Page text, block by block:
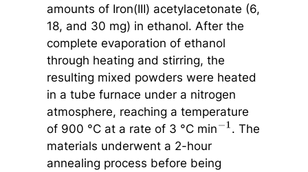
amounts of Iron(III) acetylacetonate (6,
18, and 30 mg) in ethanol. After the
complete evaporation of ethanol
through heating and stirring, the
resulting mixed powders were heated
in a tube furnace under a nitrogen
atmosphere, reaching a temperature
of 900 °C at a rate of 3 °C min−1. The
materials underwent a 2-hour
annealing process before being